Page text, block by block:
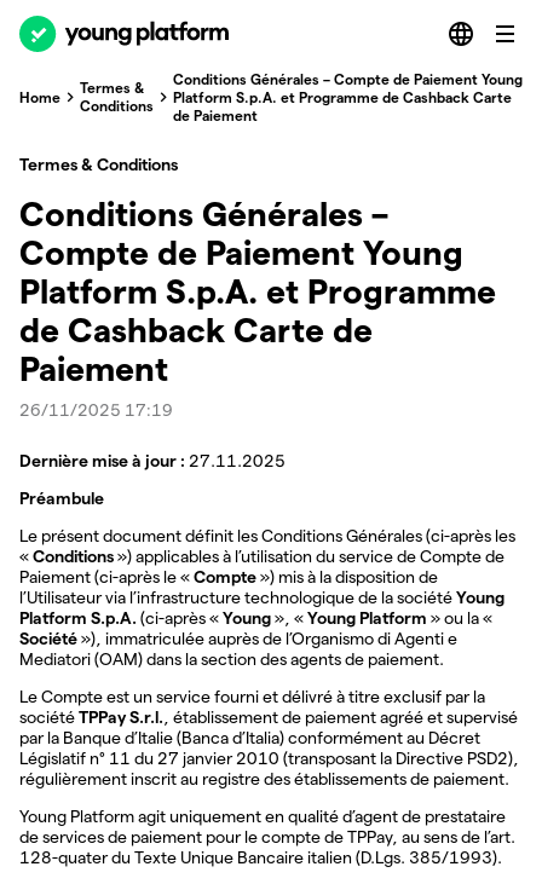
Home
Termes &
Conditions
Conditions Générales – Compte de Paiement Young
Platform S.p.A. et Programme de Cashback Carte
de Paiement
Termes & Conditions
Conditions Générales –
Compte de Paiement Young
Platform S.p.A. et Programme
de Cashback Carte de
Paiement
26/11/2025 17:19
Dernière mise à jour : 27.11.2025
Préambule
Le présent document définit les Conditions Générales (ci-après les
«Conditions») applicables à l’utilisation du service de Compte de
Paiement (ci-après le «Compte») mis à la disposition de
l’Utilisateur via l’infrastructure technologique de la sociétéYoung
Platform S.p.A. (ci-après «Young», «Young Platform » ou la «
Société»), immatriculée auprès de l’Organismo di Agenti e
Mediatori (OAM) dans la section des agents de paiement.
Le Compte est un service fourni et délivré à titre exclusif par la
sociétéTPPay S.r.l. , établissement de paiement agréé et supervisé
par la Banque d’Italie (Banca d’Italia) conformément au Décret
Législatif n° 11 du 27 janvier 2010 (transposant la Directive PSD2),
régulièrement inscrit au registre des établissements de paiement.
Young Platform agit uniquement en qualité d’agent de prestataire
de services de paiement pour le compte de TPPay, au sens de l’art.
128-quater du Texte Unique Bancaire italien (D.Lgs. 385/1993).